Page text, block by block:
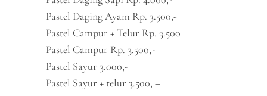
Pastel Daging Ayam Rp. 3.500,-
Pastel Campur + Telur Rp. 3.500
Pastel Campur Rp. 3.500,-
Pastel Sayur 3.000,-
Pastel Sayur + telur 3.500, –